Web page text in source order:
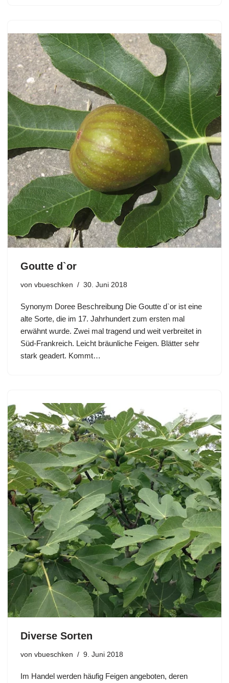
Goutte d`or
von vbueschken 30. Juni 2018
Synonym Doree Beschreibung Die Goutte d`or ist eine
alte Sorte, die im 17. Jahrhundert zum ersten mal
erwähnt wurde. Zwei mal tragend und weit verbreitet in
Süd-Frankreich. Leicht bräunliche Feigen. Blätter sehr
stark geadert. Kommt…
Diverse Sorten
von vbueschken 9. Juni 2018
Im Handel werden häufig Feigen angeboten, deren